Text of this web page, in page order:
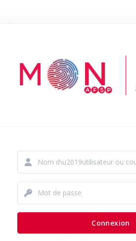
Procédure de création de compte
Nom d’utilisateur ou courriel
Mot de passe
Connexion